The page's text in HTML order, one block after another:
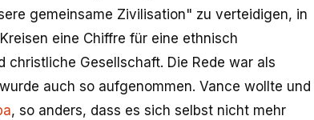
gemeinsame Zivilisation" zu verteidigen, in
eine Chiffre für eine ethnisch
christliche Gesellschaft. Die Rede war als
auch so aufgenommen. Vance wollte und
, so anders, dass es sich selbst nicht mehr